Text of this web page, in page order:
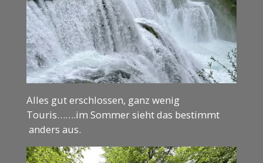
Alles gut erschlossen, ganz wenig
Touris…….im Sommer sieht das bestimmt
anders aus.